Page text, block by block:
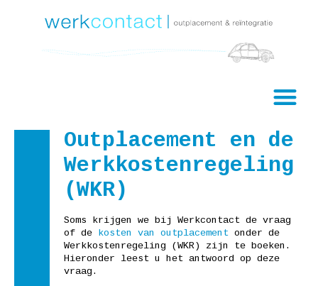
Outplacement en de
Werkkostenregeling
(WKR)
Soms krijgen we bij Werkcontact de vraag
of de kosten van outplacement onder de
Werkkostenregeling (WKR) zijn te boeken.
Hieronder leest u het antwoord op deze
vraag.